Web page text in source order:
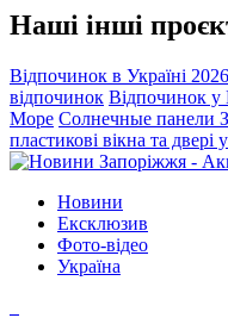
Наші інші
Відпочинок в Україні
відпочинок Відпочинок
Море Солнечные панели
пластикові вікна та двері
Новини
Ексклюзив
Фото-відео
Україна